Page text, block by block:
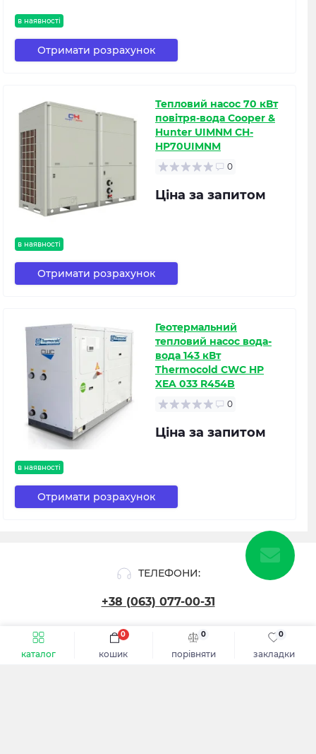
каталог порівняти
0
закладки
0
кошик
0
в наявності
Отримати розрахунок
в наявності
Тепловий насос 70 кВт
повітря-вода Cooper &
Hunter UIMNM CH-
HP70UIMNM
0
Ціна за запитом
Отримати розрахунок
в наявності
Геотермальний
тепловий насос вода-
вода 143 кВт
Thermocold CWC HP
XEA 033 R454B
0
Ціна за запитом
Отримати розрахунок
ТЕЛЕФОНИ:
+38 (063) 077-00-31
СЛІДКУЙТЕ ЗА НОВИНКАМИ ТА АКЦІЯМИ: